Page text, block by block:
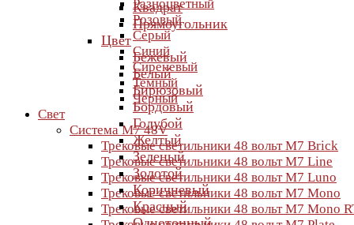
Разноцветный
Розовый
Серый
Синий
Сиреневый
Темный
Черный
Свет
Система M7 48V
Трековые светильники 48 вольт M7 Brick
Трековые светильники 48 вольт M7 Line
Трековые светильники 48 вольт M7 Luno
Трековые светильники 48 вольт M7 Mono
Трековые светильники 48 вольт M7 Mono
Квадрат
Прямоугольник
Цвет
Бежевый
Белый
Бирюзовый
Бордовый
Голубой
Желтый
Зеленый
Золотой
Коричневый
Красный